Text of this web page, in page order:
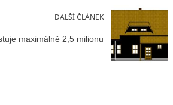
DALŠÍ ČLÁNEK
maximálně 2,5 milionu